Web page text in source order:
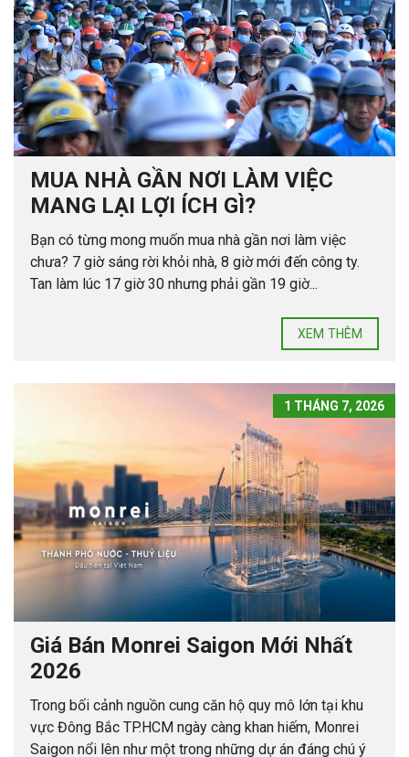
MUA NHÀ GẦN NƠI LÀM VIỆC
MANG LẠI LỢI ÍCH GÌ?
Bạn có từng mong muốn mua nhà gần nơi làm việc
chưa? 7 giờ sáng rời khỏi nhà, 8 giờ mới đến công ty.
Tan làm lúc 17 giờ 30 nhưng phải gần 19 giờ...
XEM THÊM
1 THÁNG 7, 2026
Giá Bán Monrei Saigon Mới Nhất
2026
Trong bối cảnh nguồn cung căn hộ quy mô lớn tại khu
vực Đông Bắc TP.HCM ngày càng khan hiếm, Monrei
Saigon nổi lên như một trong những dự án đáng chú ý